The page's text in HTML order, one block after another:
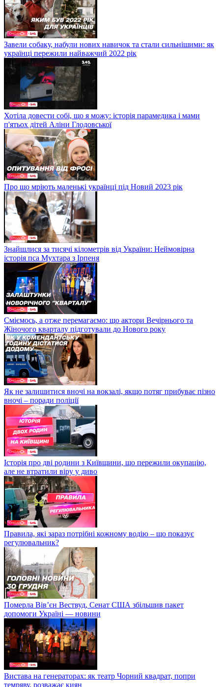
Завели собаку, набули нових навичок та стали сильнішими: як
українці пережили найважчий 2022 рік
Хотіла довести собі, що я можу: історія парамедика і мами
п'ятьох дітей Аліни Глодовської
Про що мріють маленькі українці під Новий 2023 рік
Знайшлися за тисячі кілометрів від України: Неймовірна
історія пса Мухтара з Ірпеня
Сміємось, а отже перемагаємо: що актори Вечірнього та
Жіночого кварталу підготували до Нового року
Як не залишитися вночі на вокзалі, якщо потяг прибуває пізно
вночі – поради поліції
Історія про дві родини з Київщини, що пережили окупацію,
але не втратили віру у диво
Правила, які зараз потрібні кожному водію – що показує
регулювальник?
Померла Вівʼєн Вествуд, Сенат США збільшив пакет
допомоги Україні — новини
Вистава на генераторах: як театр Чорний квадрат, попри
темряву, розважає киян